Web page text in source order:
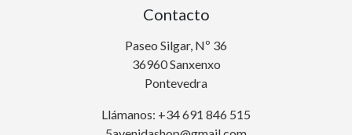
Contacto
Paseo Silgar, Nº 36
36960 Sanxenxo
Pontevedra
Llámanos: +34 691 846 515